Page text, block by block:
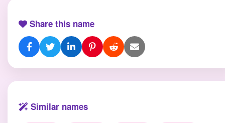
Share this name
Similar names